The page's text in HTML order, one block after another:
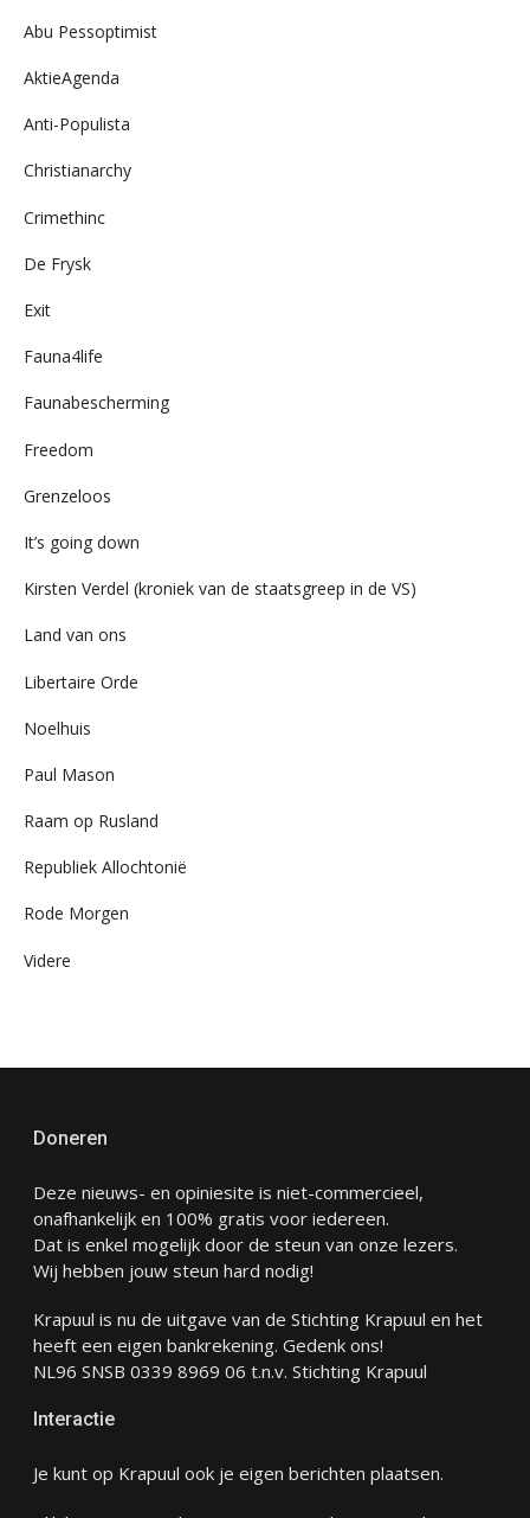
Abu Pessoptimist
AktieAgenda
Anti-Populista
Christianarchy
Crimethinc
De Frysk
Exit
Fauna4life
Faunabescherming
Freedom
Grenzeloos
It’s going down
Kirsten Verdel (kroniek van de staatsgreep in de VS)
Land van ons
Libertaire Orde
Noelhuis
Paul Mason
Raam op Rusland
Republiek Allochtonië
Rode Morgen
Videre
Doneren
Deze nieuws- en opiniesite is niet-commercieel,
onafhankelijk en 100% gratis voor iedereen.
Dat is enkel mogelijk door de steun van onze lezers.
Wij hebben jouw steun hard nodig!
Krapuul is nu de uitgave van de Stichting Krapuul en het
heeft een eigen bankrekening. Gedenk ons!
NL96 SNSB 0339 8969 06 t.n.v. Stichting Krapuul
Interactie
Je kunt op Krapuul ook je eigen berichten plaatsen.